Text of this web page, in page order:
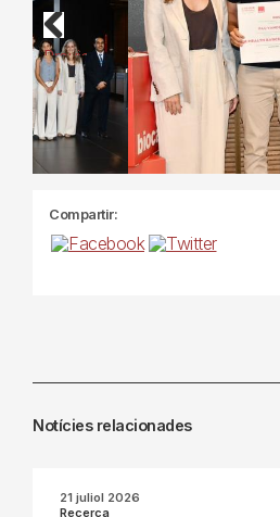
Previous
Compartir:
Notícies relacionades
21 juliol 2026
Recerca